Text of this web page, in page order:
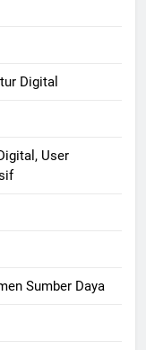
Digital
User
Sumber Daya